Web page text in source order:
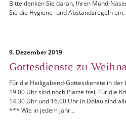
Bitte denken Sie daran, Ihren Mund-
Sie die Hygiene- und Abstandsregeln ein.
9. Dezember 2019
Gottesdienste zu
Für die Heiligabend-Gottesdienste in
19.00 Uhr sind noch Plätze frei. Für die
14.30 Uhr und 16.00 Uhr in Dölau sind
*** Wie in jedem Jahr…